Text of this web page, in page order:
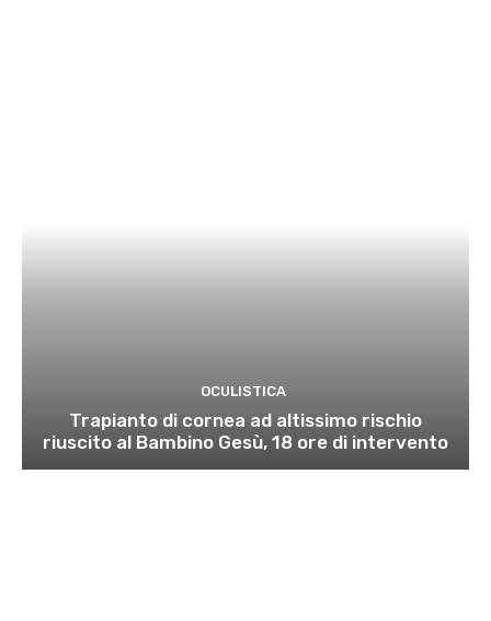
OCULISTICA
Trapianto di cornea ad altissimo rischio
riuscito al Bambino Gesù, 18 ore di intervento